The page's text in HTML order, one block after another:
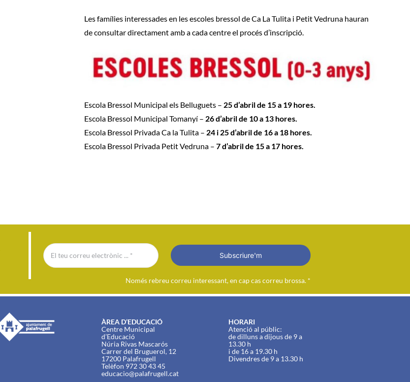
Les famílies interessades en les escoles bressol de Ca La Tulita i Petit Vedruna hauran
de consultar directament amb a cada centre el procés d’inscripció.
Escola Bressol Municipal els Belluguets – 25 d’abril de 15 a 19 hores.
Escola Bressol Municipal Tomanyí – 26 d’abril de 10 a 13 hores.
Escola Bressol Privada Ca la Tulita – 24 i 25 d’abril de 16 a 18 hores.
Escola Bressol Privada Petit Vedruna – 7 d’abril de 15 a 17 hores.
Subscriure'm
Només rebreu correu interessant, en cap cas correu brossa. *
ÀREA D’EDUCACIÓ
Centre Municipal
d’Educació
Núria Rivas Mascarós
Carrer del Bruguerol, 12
17200 Palafrugell
Telèfon 972 30 43 45
educacio@palafrugell.cat
HORARI
Atenció al públic:
de dilluns a dijous de 9 a
13.30 h
i de 16 a 19.30 h
Divendres de 9 a 13.30 h